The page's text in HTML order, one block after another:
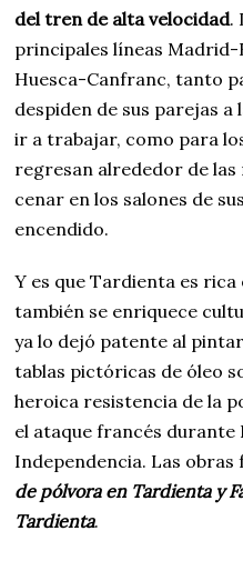
del tren de alta velocidad.
principales líneas
Huesca-Canfranc, tanto
despiden de sus parejas a
ir a trabajar, como para
regresan alrededor de las
cenar en los salones de
encendido.
Y es que Tardienta es
también se enriquece
ya lo dejó patente al
tablas pictóricas de óleo
heroica resistencia de la
el ataque francés durante
Independencia. Las obras
de pólvora en Tardienta y
Tardienta.